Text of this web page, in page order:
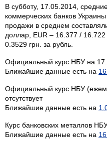
В субботу, 17.05.2014,
коммерческих банков
продажи в среднем
доллар, EUR – 16.377 /
0.3529 грн. за рубль.
Официальный курс НБУ на
Ближайшие данные есть на
Официальный курс НБУ
отсутствует
Ближайшие данные есть на
Курс банковских металлов
Ближайшие данные есть на